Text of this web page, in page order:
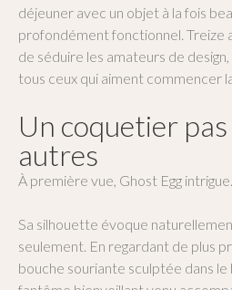
déjeuner avec un objet à la fois
profondément fonctionnel. Treize
de séduire les amateurs de
tous ceux qui aiment commencer
Un coquetier
autres
À première vue, Ghost Egg intrigue.
Sa silhouette évoque
seulement. En regardant de plus
bouche souriante sculptée dans